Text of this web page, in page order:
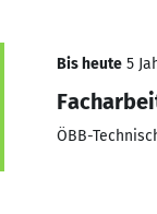
Bis heute 5
ÖBB-